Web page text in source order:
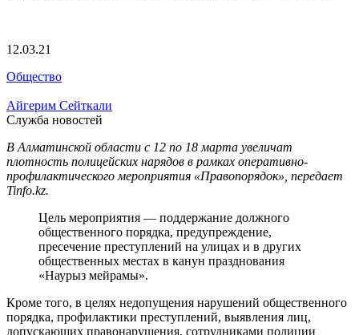
12.03.21
Общество
Айгерим Сейткали
Служба новостей
В Алматинской области с 12 по 18 марта увеличат
плотность полицейских нарядов в рамках оперативно-
профилактического мероприятия «Правопорядок», передает
Tinfo.kz.
Цель мероприятия — поддержание должного
общественного порядка, предупреждение,
пресечение преступлений на улицах и в других
общественных местах в канун празднования
«Наурыз мейрамы».
Кроме того, в целях недопущения нарушений общественного
порядка, профилактики преступлений, выявления лиц,
допускающих правонарушения, сотрудниками полиции